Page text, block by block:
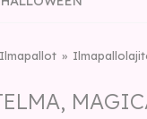
Ilmapallot